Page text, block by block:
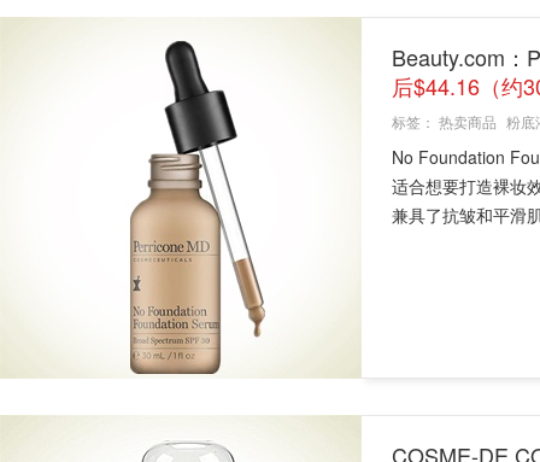
Beauty.com：
后$44.16（约
标签： 热卖商品 粉底
No Foundation
适合想要打造裸妆
兼具了抗皱和平滑
COSME-